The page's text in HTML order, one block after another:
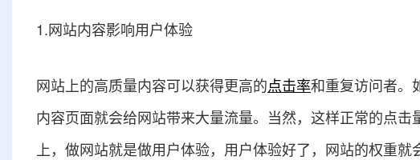
1.网站内容影响用户体验
网站上的高质量内容可以获得更高的点击率和重复访问者。
内容页面就会给网站带来大量流量。当然，这样正常的点击
上，做网站就是做用户体验，用户体验好了，网站的权重就